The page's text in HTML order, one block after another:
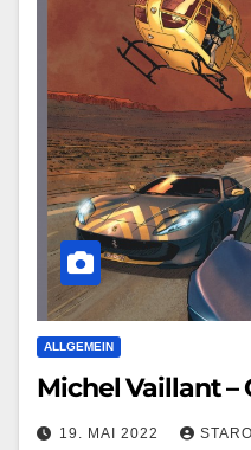
ALLGEMEIN
Michel Vaillant –
19. MAI 2022